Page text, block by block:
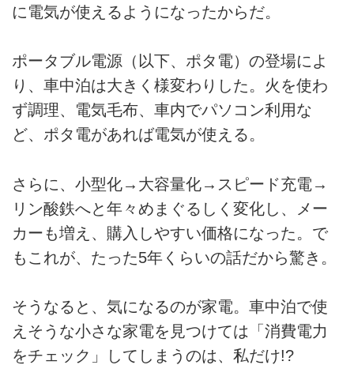
に電気が使えるようになったからだ。
ポータブル電源（以下、ポタ電）の登場によ
り、車中泊は大きく様変わりした。火を使わ
ず調理、電気毛布、車内でパソコン利用な
ど、ポタ電があれば電気が使える。
さらに、小型化→大容量化→スピード充電→
リン酸鉄へと年々めまぐるしく変化し、メー
カーも増え、購入しやすい価格になった。で
もこれが、たった5年くらいの話だから驚き。
そうなると、気になるのが家電。車中泊で使
えそうな小さな家電を見つけては「消費電力
をチェック」してしまうのは、私だけ!?